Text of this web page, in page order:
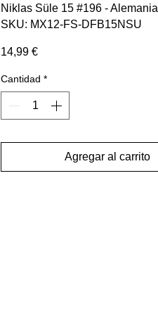
Niklas Süle 15 #196 - Alemania
SKU: MX12-FS-DFB15NSU
14,99 €Precio
Cantidad *
Agregar al carrito